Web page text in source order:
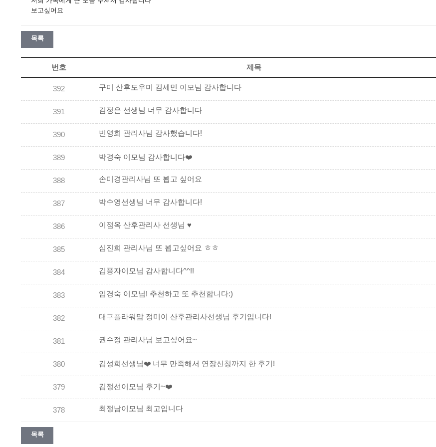
보고싶어요
목록
번호 제목
392 구미 산후도우미 김세민 이모님 감사합니다
391 김정은 선생님 너무 감사합니다
390 빈영희 관리사님 감사했습니다!
389 박경숙 이모님 감사합니다❤️
388 손미경관리사님 또 뵙고 싶어요
387 박수영선생님 너무 감사합니다!
386 이점옥 산후관리사 선생님 ♥
385 심진희 관리사님 또 뵙고싶어요 ㅎㅎ
384 김풍자이모님 감사합니다^^!!
383 임경숙 이모님! 추천하고 또 추천합니다:)
382 대구플라워맘 정미이 산후관리사선생님 후기입니다!
381 권수정 관리사님 보고싶어요~
380 김성희선생님❤️ 너무 만족해서 연장신청까지 한 후기!
379 김정선이모님 후기~❤️
378 최정남이모님 최고입니다
목록